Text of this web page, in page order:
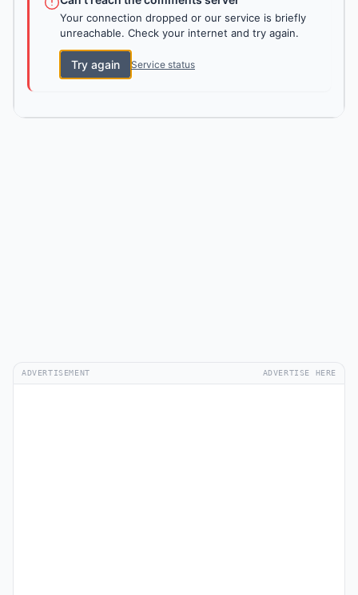
Your connection dropped or our service is briefly
unreachable. Check your internet and try again.
Try again Service status
ADVERTISEMENT ADVERTISE HERE